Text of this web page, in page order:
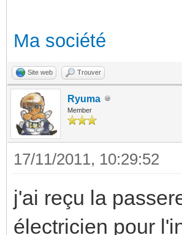
Ma société
Site web Trouver
Ryuma
Member
17/11/2011, 10:29:52
j'ai reçu la
électricien pour